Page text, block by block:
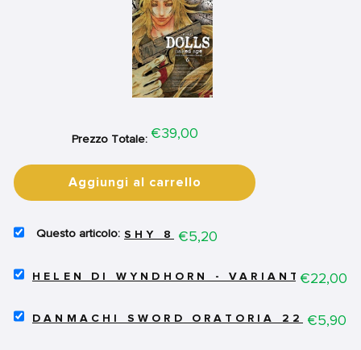
Prezzo Totale: Price
€39,00
Aggiungi al carrello
SELECT
FOR
SHY 8 Price
€5,20
SELECT
WYNDHORN
HELEN DI WYNDHORN - VARIANTPrice
€22,00
SELECT
DANMACHI SWORD ORATORIA 22 Price
€5,90